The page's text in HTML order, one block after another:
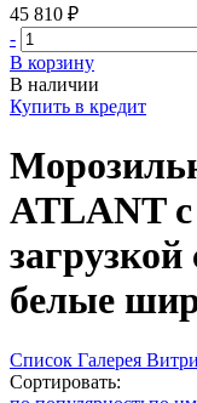
45 810 ₽
-
В корзину
В наличии
Купить в кредит
ATLANT с
белые
Список Галерея
Сортировать: